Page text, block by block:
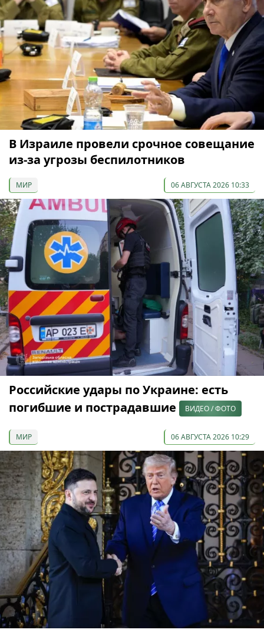
В Израиле провели срочное совещание
из-за угрозы беспилотников
МИР 06 АВГУСТА 2026 10:33
Российские удары по Украине: есть
погибшие и пострадавшие
ВИДЕО / ФОТО
МИР 06 АВГУСТА 2026 10:29